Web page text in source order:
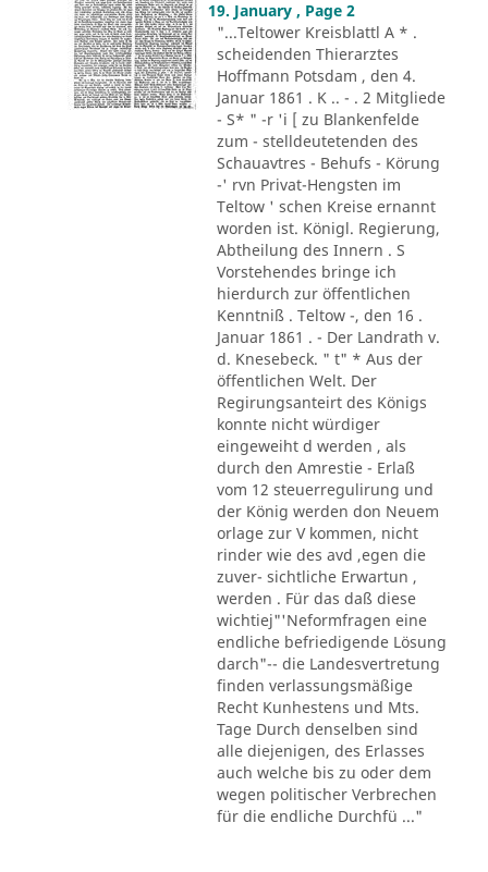
19. January , Page 2
"...Teltower Kreisblattl A * .
scheidenden Thierarztes
Hoffmann Potsdam , den 4.
Januar 1861 . K .. - . 2 Mitgliede
- S* " -r 'i [ zu Blankenfelde
zum - stelldeutetenden des
Schauavtres - Behufs - Körung
-' rvn Privat-Hengsten im
Teltow ' schen Kreise ernannt
worden ist. Königl. Regierung,
Abtheilung des Innern . S
Vorstehendes bringe ich
hierdurch zur öffentlichen
Kenntniß . Teltow -, den 16 .
Januar 1861 . - Der Landrath v.
d. Knesebeck. " t" * Aus der
öffentlichen Welt. Der
Regirungsanteirt des Königs
konnte nicht würdiger
eingeweiht d werden , als
durch den Amrestie - Erlaß
vom 12 steuerregulirung und
der König werden don Neuem
orlage zur V kommen, nicht
rinder wie des avd ,egen die
zuver- sichtliche Erwartun ,
werden . Für das daß diese
wichtiej"'Neformfragen eine
endliche befriedigende Lösung
darch"-- die Landesvertretung
finden verlassungsmäßige
Recht Kunhestens und Mts.
Tage Durch denselben sind
alle diejenigen, des Erlasses
auch welche bis zu oder dem
wegen politischer Verbrechen
für die endliche Durchfü ..."